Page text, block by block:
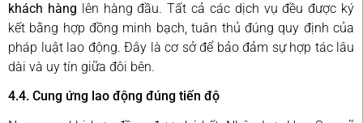
khách hàng lên hàng đầu. Tất cả các dịch vụ đều được ký
kết bằng hợp đồng minh bạch, tuân thủ đúng quy định của
pháp luật lao động. Đây là cơ sở để bảo đảm sự hợp tác lâu
dài và uy tín giữa đôi bên.
4.4. Cung ứng lao động đúng tiến độ